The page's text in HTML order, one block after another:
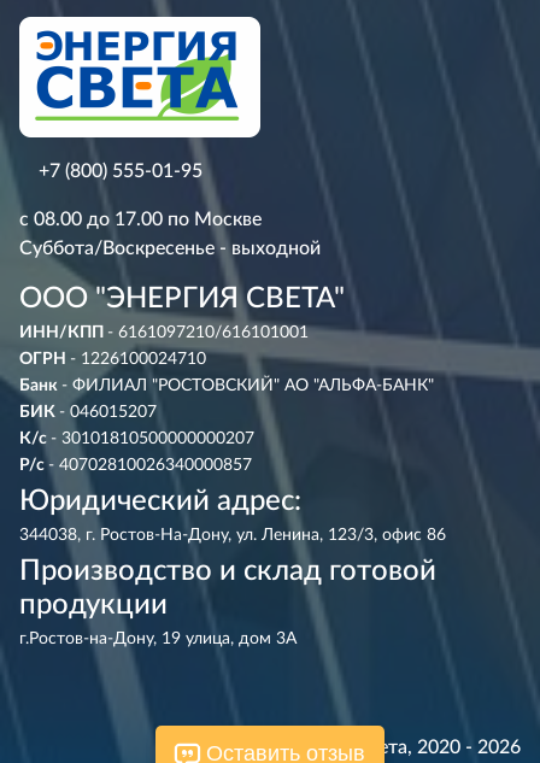
Оставить отзыв
+7 (800) 555-01-95
с 08.00 до 17.00 по Москве
Суббота/Воскресенье - выходной
ООО "ЭНЕРГИЯ СВЕТА"
ИНН/КПП - 6161097210/616101001
ОГРН - 1226100024710
Банк - ФИЛИАЛ "РОСТОВСКИЙ" АО "АЛЬФА-БАНК"
БИК - 046015207
К/с - 30101810500000000207
Р/с - 40702810026340000857
Юридический адрес:
344038, г. Ростов-На-Дону, ул. Ленина, 123/3, офис 86
Производство и склад готовой
продукции
г.Ростов-на-Дону, 19 улица, дом 3А
© Энергия Света, 2020 - 2026